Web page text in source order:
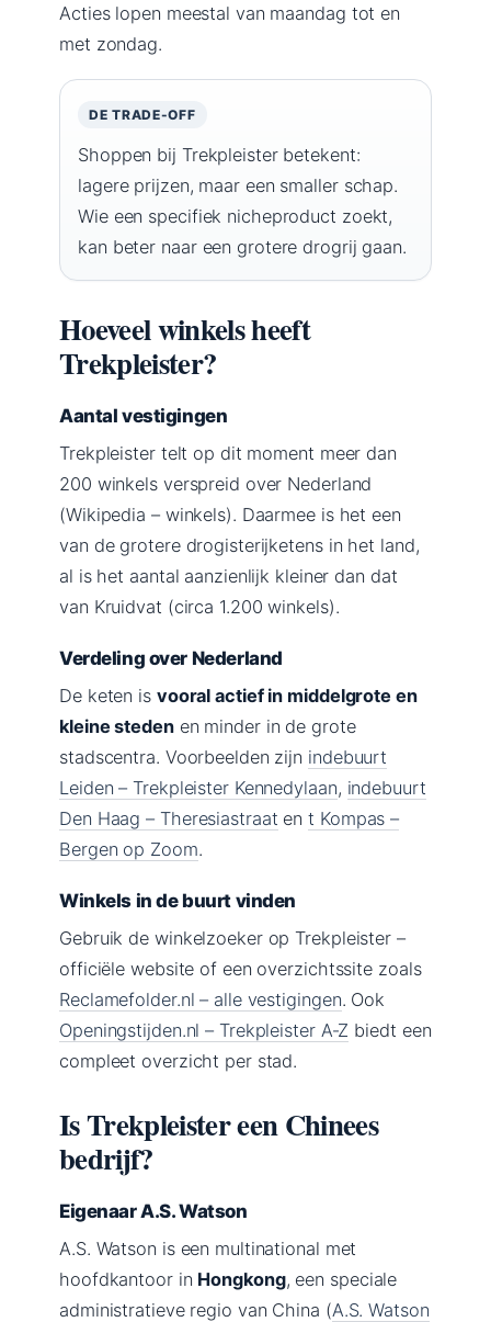
Acties lopen meestal van maandag tot en
met zondag.
DE TRADE-OFF
Shoppen bij Trekpleister betekent:
lagere prijzen, maar een smaller schap.
Wie een specifiek nicheproduct zoekt,
kan beter naar een grotere drogrij gaan.
Hoeveel winkels heeft
Trekpleister?
Aantal vestigingen
Trekpleister telt op dit moment meer dan
200 winkels verspreid over Nederland
(Wikipedia – winkels). Daarmee is het een
van de grotere drogisterijketens in het land,
al is het aantal aanzienlijk kleiner dan dat
van Kruidvat (circa 1.200 winkels).
Verdeling over Nederland
De keten is vooral actief in middelgrote en
kleine stedenen minder in de grote
stadscentra. Voorbeelden zijn indebuurt
Leiden – Trekpleister Kennedylaan, indebuurt
Den Haag – Theresiastraat ent Kompas –
Bergen op Zoom.
Winkels in de buurt vinden
Gebruik de winkelzoeker op Trekpleister –
officiële website of een overzichtssite zoals
Reclamefolder.nl – alle vestigingen. Ook
Openingstijden.nl – Trekpleister A‑Z biedt een
compleet overzicht per stad.
Is Trekpleister een Chinees
bedrijf?
Eigenaar A.S. Watson
A.S. Watson is een multinational met
hoofdkantoor in Hongkong, een speciale
administratieve regio van China (A.S. Watson